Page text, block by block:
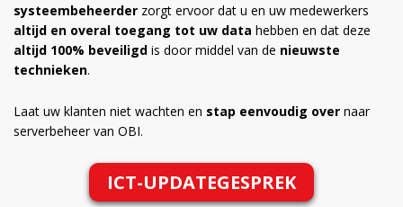
systeembeheerder zorgt ervoor dat u en uw medewerkers
altijd en overal toegang tot uw data hebben en dat deze
altijd 100% beveiligd is door middel van de nieuwste
technieken.
Laat uw klanten niet wachten en stap eenvoudig over naar
serverbeheer van OBI.
ICT-UPDATEGESPREK